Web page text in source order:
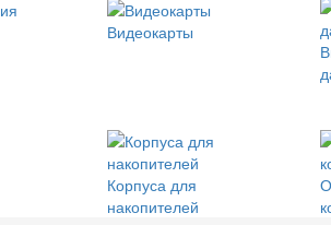
Видеокарты
Корпуса для
накопителей